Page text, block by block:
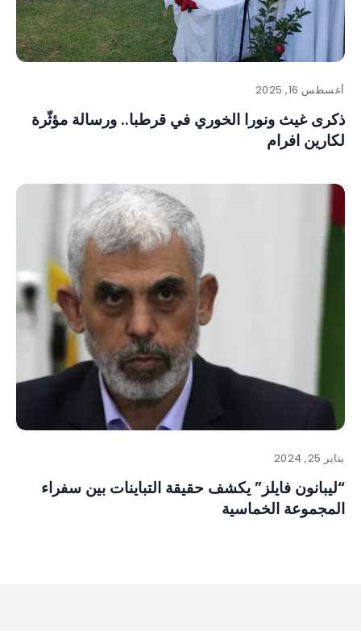
أغسطس 16, 2025
ذكرى غيث ونورا الخوري في قرطبا.. ورسالة مؤثّرة
لكارين افرام
يناير 25, 2024
“ليبانون فايلز” يكشف حقيقة التباينات بين سفراء
المجموعة الخماسية